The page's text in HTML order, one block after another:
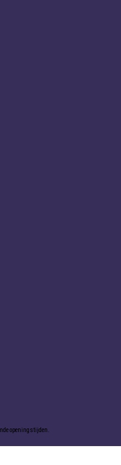
openingstijden.